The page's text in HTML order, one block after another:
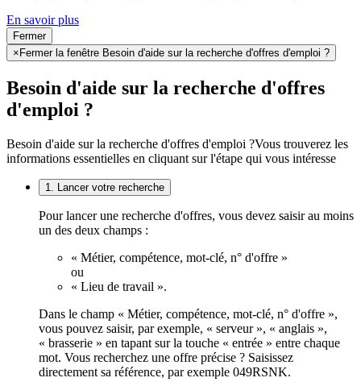
En savoir plus
Fermer
× Fermer la fenêtre Besoin d'aide sur la recherche d'offres d'emploi ?
Besoin d'aide sur la recherche d'offres
d'emploi ?
Besoin d'aide sur la recherche d'offres d'emploi ?Vous trouverez les
informations essentielles en cliquant sur l'étape qui vous intéresse
1. Lancer votre recherche
Pour lancer une recherche d'offres, vous devez saisir au moins
un des deux champs :
« Métier, compétence, mot-clé, n° d'offre »
ou
« Lieu de travail ».
Dans le champ « Métier, compétence, mot-clé, n° d'offre »,
vous pouvez saisir, par exemple, « serveur », « anglais »,
« brasserie » en tapant sur la touche « entrée » entre chaque
mot. Vous recherchez une offre précise ? Saisissez
directement sa référence, par exemple 049RSNK.